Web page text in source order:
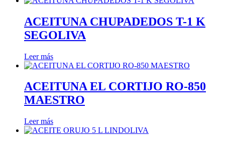
ACEITUNA CHUPADEDOS T-1 K
SEGOLIVA
Leer más
ACEITUNA EL CORTIJO RO-850
MAESTRO
Leer más